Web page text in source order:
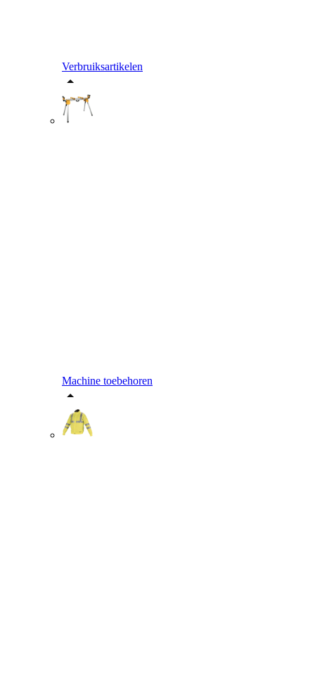
Verbruiksartikelen
Machine toebehoren